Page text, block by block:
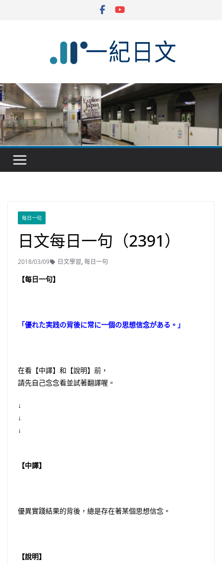
每日一句
日文每日一句（2391）
2018/03/09 日文學習,每日一句
【每日一句】
「優れた実践の背後に常に一個の思想信念がある。」
在看【中譯】和【說明】前，
請先自己念念看並試著翻譯喔。
↓
↓
↓
【中譯】
優異實踐結果的背後，總是存在著某個思想信念。
【說明】